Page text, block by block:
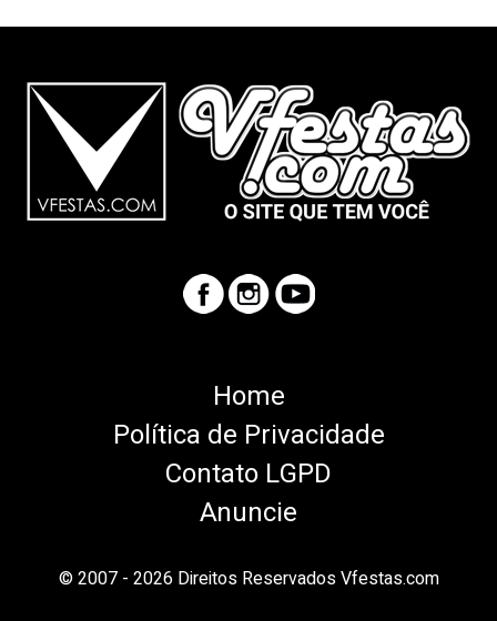
Home
Política de Privacidade
Contato LGPD
Anuncie
© 2007 - 2026 Direitos Reservados Vfestas.com